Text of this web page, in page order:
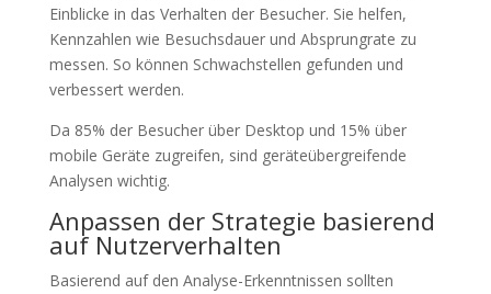
Einblicke in das Verhalten der Besucher. Sie helfen,
Kennzahlen wie Besuchsdauer und Absprungrate zu
messen. So können Schwachstellen gefunden und
verbessert werden.
Da 85% der Besucher über Desktop und 15% über
mobile Geräte zugreifen, sind geräteübergreifende
Analysen wichtig.
Anpassen der Strategie basierend
auf Nutzerverhalten
Basierend auf den Analyse-Erkenntnissen sollten